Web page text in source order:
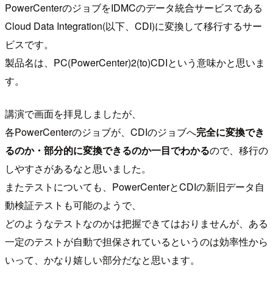
PowerCenterのジョブをIDMCのデータ統合サービスである
Cloud Data Integration(以下、CDI)に変換して移行するサー
ビスです。
製品名は、PC(PowerCenter)2(to)CDIという意味かと思いま
す。
講演で画面を拝見しましたが、
各PowerCenterのジョブが、CDIのジョブへ完全に変換でき
るのか・部分的に変換できるのか一目でわかるので、移行の
しやすさがあるなと思いました。
またテストについても、PowerCenterとCDIの新旧データ自
動検証テストも可能のようで、
どのようなテストなのかは把握できてはおりませんが、ある
一定のテストが自動で担保されているというのは効率性から
いって、かなり嬉しい部分だなと思います。